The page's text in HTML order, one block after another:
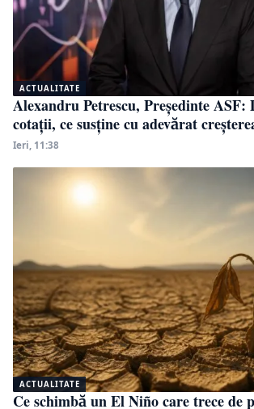
ACTUALITATE
Alexandru Petrescu, Președinte ASF:
cotații, ce susține cu adevărat
Ieri, 11:38
ACTUALITATE
Ce schimbă un El Niño care trece de